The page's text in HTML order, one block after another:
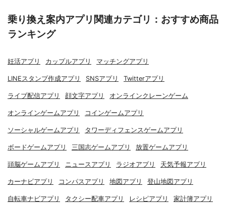
乗り換え案内アプリ関連カテゴリ：おすすめ商品
ランキング
妊活アプリ カップルアプリ マッチングアプリ
LINEスタンプ作成アプリ SNSアプリ Twitterアプリ
ライブ配信アプリ 顔文字アプリ オンラインクレーンゲーム
オンラインゲームアプリ コインゲームアプリ
ソーシャルゲームアプリ タワーディフェンスゲームアプリ
ボードゲームアプリ 三国志ゲームアプリ 放置ゲームアプリ
頭脳ゲームアプリ ニュースアプリ ラジオアプリ 天気予報アプリ
カーナビアプリ コンパスアプリ 地図アプリ 登山地図アプリ
自転車ナビアプリ タクシー配車アプリ レシピアプリ 家計簿アプリ